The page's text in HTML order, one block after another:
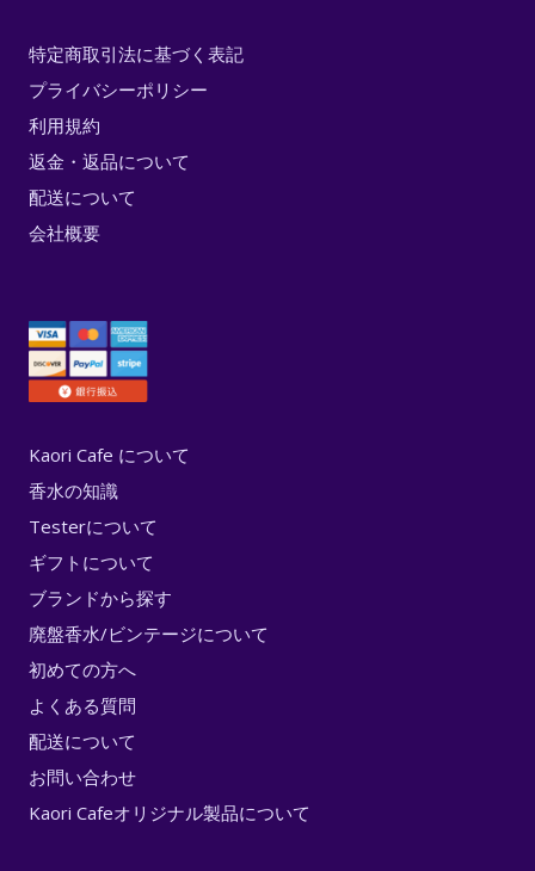
特定商取引法に基づく表記
プライバシーポリシー
利用規約
返金・返品について
配送について
会社概要
Kaori Cafe について
香水の知識
Testerについて
ギフトについて
ブランドから探す
廃盤香水/ビンテージについて
初めての方へ
よくある質問
配送について
お問い合わせ
Kaori Cafeオリジナル製品について